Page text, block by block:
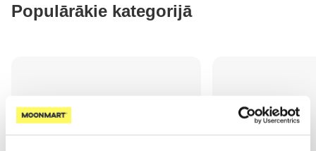
Populārākie kategorijā